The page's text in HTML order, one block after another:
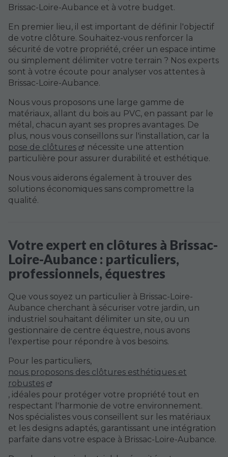
Brissac-Loire-Aubance et à votre budget.
En premier lieu, il est important de définir l'objectif
de votre clôture. Souhaitez-vous renforcer la
sécurité de votre propriété, créer un espace intime
ou simplement délimiter votre terrain ? Nos experts
sont à votre écoute pour analyser vos attentes à
Brissac-Loire-Aubance.
Nous vous proposons une large gamme de
matériaux, allant du bois au PVC, en passant par le
métal, chacun ayant ses propres avantages. De
plus, nous vous conseillons sur l'installation, car la
pose de clôtures
nécessite une attention
particulière pour assurer durabilité et esthétique.
Nous vous aiderons également à trouver des
solutions économiques sans compromettre la
qualité.
Votre expert en clôtures à Brissac-
Loire-Aubance : particuliers,
professionnels, équestres
Que vous soyez un particulier à Brissac-Loire-
Aubance cherchant à sécuriser votre jardin, un
industriel souhaitant délimiter un site, ou un
gestionnaire de centre équestre, nous avons
l'expertise pour répondre à vos besoins.
Pour les particuliers,
nous proposons des clôtures esthétiques et
robustes
, idéales pour protéger votre propriété tout en
respectant l'harmonie de votre environnement.
Nos spécialistes vous conseillent sur les matériaux
et les designs adaptés, garantissant une intégration
parfaite dans votre espace à Brissac-Loire-Aubance.